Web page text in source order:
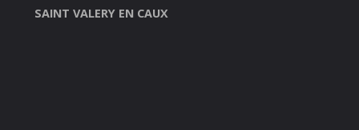
SAINT VALERY EN CAUX